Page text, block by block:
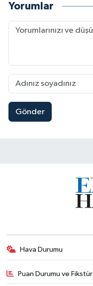
Yorumlar
Gönder
Hava Durumu
Puan Durumu ve Fikstür